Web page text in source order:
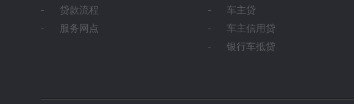
贷款流程
服务网点
车主贷
车主信用贷
银行车抵贷